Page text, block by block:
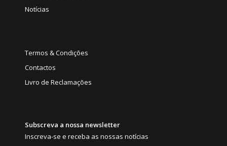
Notícias
Termos & Condições
Contactos
Livro de Reclamações
Subscreva a nossa newsletter
Inscreva-se e receba as nossas notícias